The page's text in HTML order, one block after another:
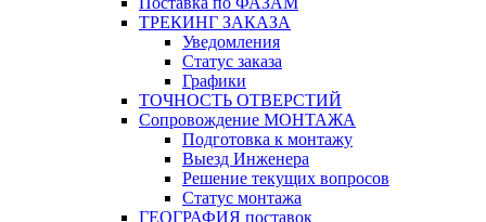
ТРЕКИНГ ЗАКАЗА
Уведомления
Статус заказа
Графики
ТОЧНОСТЬ ОТВЕРСТИЙ
Сопровождение МОНТАЖА
Подготовка к монтажу
Выезд Инженера
Решение текущих вопросов
Статус монтажа
ГЕОГРАФИЯ поставок